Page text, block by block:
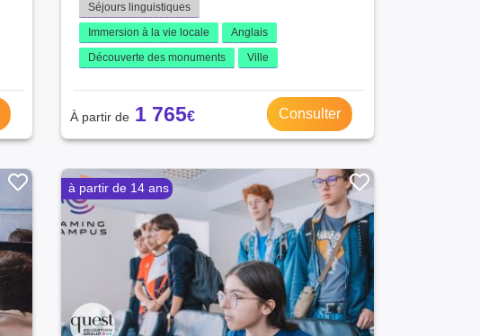
Séjours linguistiques
Immersion à la vie locale
Anglais
Découverte des monuments
Ville
1 765 Consulter
à partir de 14 ans